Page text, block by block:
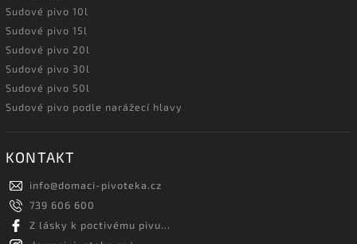
Sudové pivo 10l
Sudové pivo 15l
Sudové pivo 20l
Sudové pivo 30l
Sudové pivo 50l
Sudové pivo podle narážecí hlavy
KONTAKT
info@domaci-pivoteka.cz
739 606 600
Z lásky k poctivému pivu...